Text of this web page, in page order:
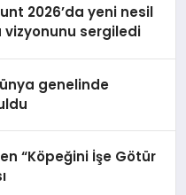
2026’da yeni nesil
sergiledi
genelinde
“Köpeğini İşe Götür